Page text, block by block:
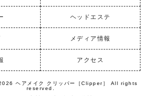
ヘッドエステ
メディア情報
アクセス
ヘアメイク クリッパー［Clipper］ All rights
reserved.